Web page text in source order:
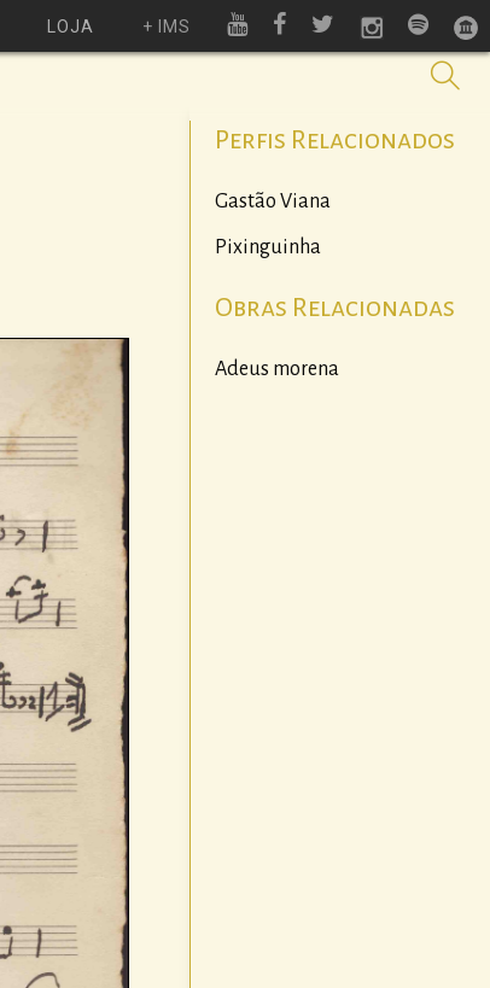
LOJA + IMS
Perfis Relacionados
Gastão Viana
Pixinguinha
Obras Relacionadas
Adeus morena